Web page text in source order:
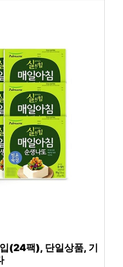
(24팩), 단일상품, 기